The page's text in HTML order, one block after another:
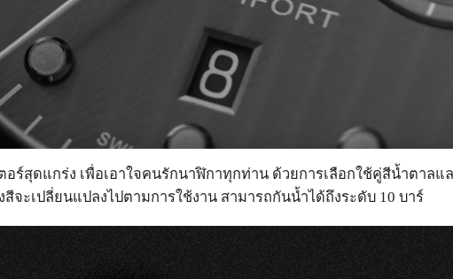
ร์สุดแกร่ง เพื่อเอาใจคนรักนาฬิกาทุกท่าน ด้วยการเลือกใช้คู่สีน้ำตาลแ
สีจะเปลี่ยนแปลงไปตามการใช้งาน สามารถกันน้ำได้ถึงระดับ 10 บาร์